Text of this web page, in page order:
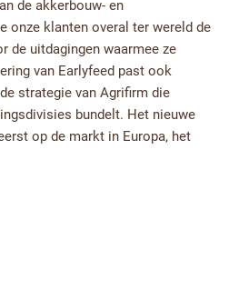
de akkerbouw- en
onze klanten overal ter wereld de
de uitdagingen waarmee ze
van Earlyfeed past ook
strategie van Agrifirm die
bundelt. Het nieuwe
op de markt in Europa, het